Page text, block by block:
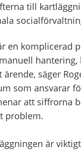
till
en komplicerad
ärende, säger
som ansvarar
att siffrorna
problem.
är